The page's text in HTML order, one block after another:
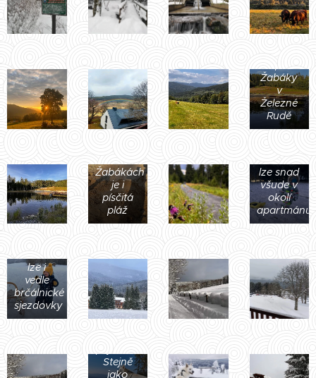
Žabáky
v
Železné
Rudě
Žabákách
je i
písčitá
pláž
lze snad
všude v
okolí
apartmánu
lze i
vedle
brčálnické
sjezdovky
Krásné
výlety
jistě
Stejně
jako